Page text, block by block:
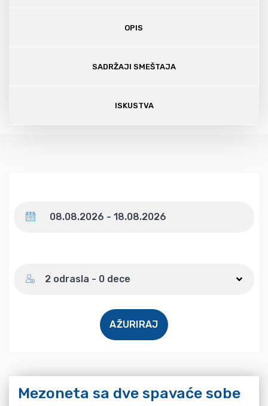
OPIS
SADRŽAJI SMEŠTAJA
ISKUSTVA
2 odrasla - 0 dece
AŽURIRAJ
Mezoneta sa dve spavaće sobe